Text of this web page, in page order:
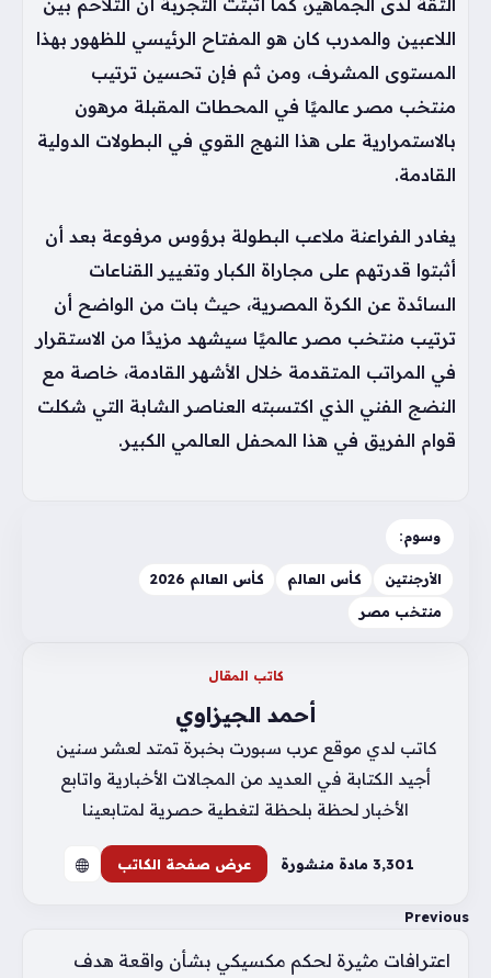
اللاعبين والمدرب كان هو المفتاح الرئيسي للظهور بهذا
المستوى المشرف، ومن ثم فإن تحسين ترتيب
منتخب مصر عالميًا في المحطات المقبلة مرهون
بالاستمرارية على هذا النهج القوي في البطولات الدولية
القادمة.
يغادر الفراعنة ملاعب البطولة برؤوس مرفوعة بعد أن
أثبتوا قدرتهم على مجاراة الكبار وتغيير القناعات
السائدة عن الكرة المصرية، حيث بات من الواضح أن
ترتيب منتخب مصر عالميًا سيشهد مزيدًا من الاستقرار
في المراتب المتقدمة خلال الأشهر القادمة، خاصة مع
النضج الفني الذي اكتسبته العناصر الشابة التي شكلت
قوام الفريق في هذا المحفل العالمي الكبير.
وسوم:
الأرجنتين كأس العالم
كأس العالم 2026
منتخب مصر
كاتب المقال
أحمد الجيزاوي
كاتب لدي موقع عرب سبورت بخبرة تمتد لعشر سنين
أجيد الكتابة في العديد من المجالات الأخبارية واتابع
الأخبار لحظة بلحظة لتغطية حصرية لمتابعينا
3٬301 مادة منشورة عرض صفحة الكاتب
Previous
اعترافات مثيرة لحكم مكسيكي بشأن واقعة هدف